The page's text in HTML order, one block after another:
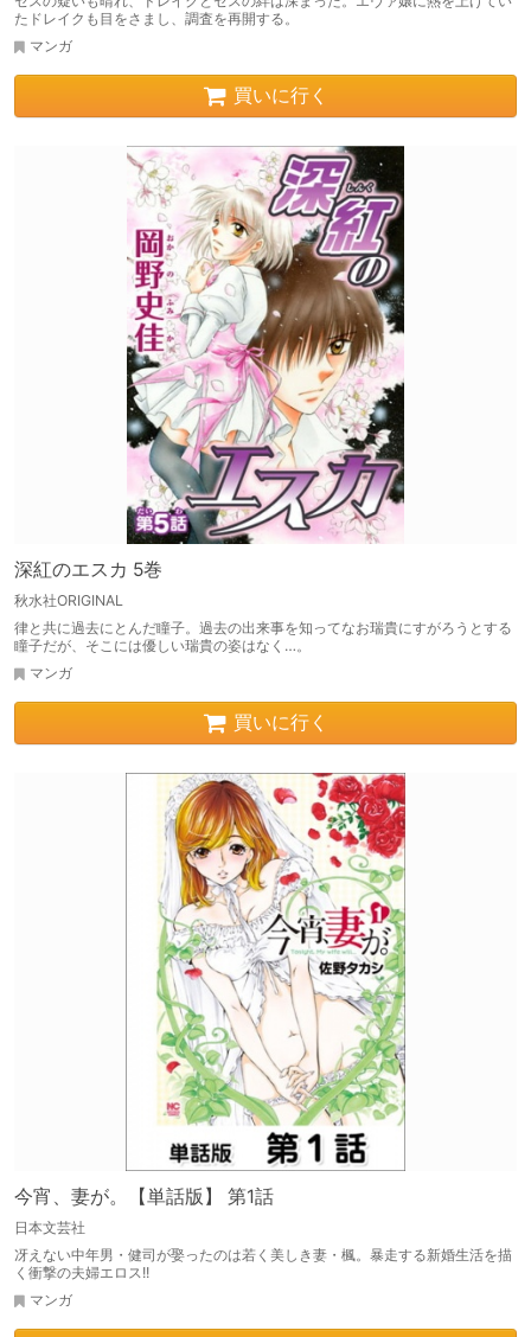
たドレイクも目をさまし、調査を再開する。
マンガ
買いに行く
深紅のエスカ 5巻
秋水社ORIGINAL
律と共に過去にとんだ瞳子。過去の出来事を知ってなお瑞貴にすがろうとする
瞳子だが、そこには優しい瑞貴の姿はなく…。
マンガ
買いに行く
今宵、妻が。【単話版】 第1話
日本文芸社
冴えない中年男・健司が娶ったのは若く美しき妻・楓。暴走する新婚生活を描
く衝撃の夫婦エロス!!
マンガ